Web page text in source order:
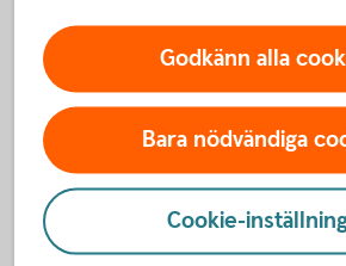
realtid.
Swish företagsapp –
svar
Godkänn alla
Bara nödvändiga
Cookie-